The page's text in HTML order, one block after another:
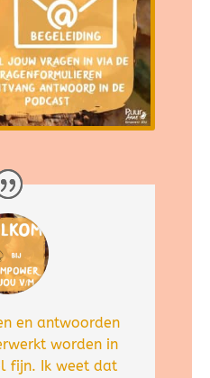
en antwoorden
worden in
fijn. Ik weet dat